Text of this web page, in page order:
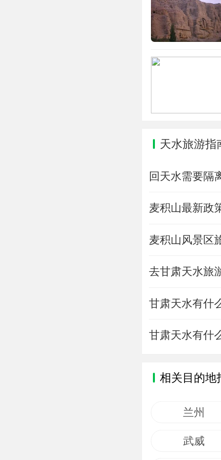
天水旅游指
回天水需要隔
麦积山最新政
麦积山风景区
去甘肃天水旅
甘肃天水有什
甘肃天水有什
相关目的地
兰州
武威